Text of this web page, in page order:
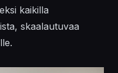
kaikilla
skaalautuvaa